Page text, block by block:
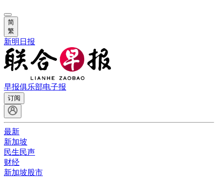
简
繁
新明日报
早报俱乐部电子报
订阅
最新
新加坡
民生民声
财经
新加坡股市